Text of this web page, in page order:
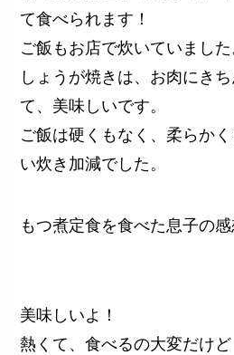
て食べられます！
ご飯もお店で炊いていました
しょうが焼きは、お肉にき
て、美味しいです。
ご飯は硬くもなく、柔らか
い炊き加減でした。
もつ煮定食を食べた息子の感
美味しいよ！
熱くて、食べるの大変だけど